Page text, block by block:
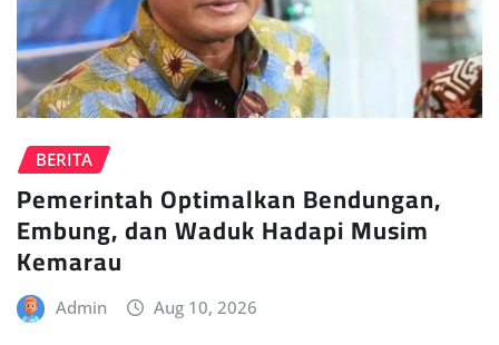
BERITA
Pemerintah Optimalkan Bendungan,
Embung, dan Waduk Hadapi Musim
Kemarau
Admin Aug 10, 2026